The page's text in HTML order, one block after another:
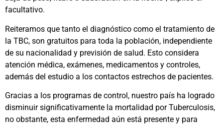
facultativo.
Reiteramos que tanto el diagnóstico como el tratamiento de
la TBC, son gratuitos para toda la población, independiente
de su nacionalidad y previsión de salud. Esto considera
atención médica, exámenes, medicamentos y controles,
además del estudio a los contactos estrechos de pacientes.
Gracias a los programas de control, nuestro país ha logrado
disminuir significativamente la mortalidad por Tuberculosis,
no obstante, esta enfermedad aún está presente y para